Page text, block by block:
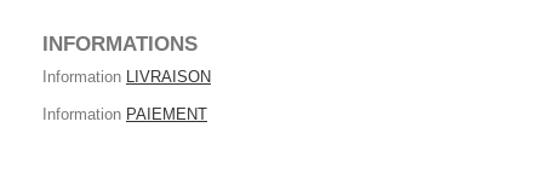
INFORMATIONS
Information LIVRAISON
Information PAIEMENT